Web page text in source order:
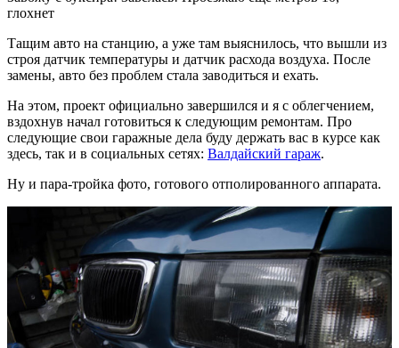
глохнет
Тащим авто на станцию, а уже там выяснилось, что вышли из
строя датчик температуры и датчик расхода воздуха. После
замены, авто без проблем стала заводиться и ехать.
На этом, проект официально завершился и я с облегчением,
вздохнув начал готовиться к следующим ремонтам. Про
следующие свои гаражные дела буду держать вас в курсе как
здесь, так и в социальных сетях: Валдайский гараж.
Ну и пара-тройка фото, готового отполированного аппарата.